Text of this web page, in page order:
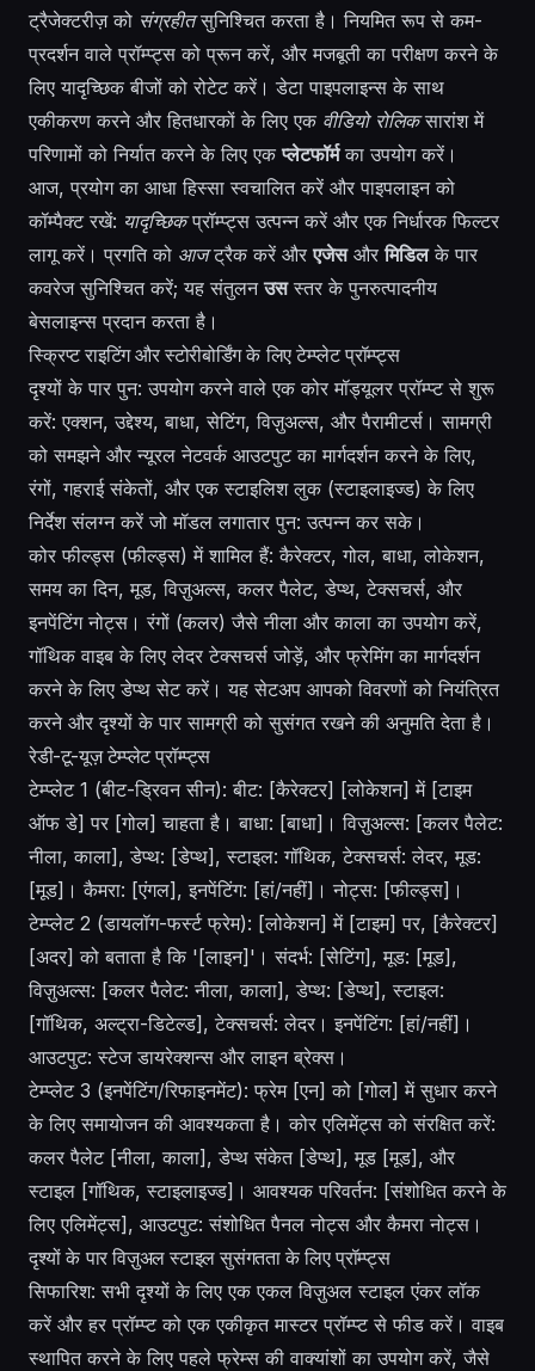
ट्रैजेक्टरीज़ को संग्रहीतसुनिश्चित करता है। नियमित रूप से कम-
प्रदर्शन वाले प्रॉम्प्ट्स को प्रून करें, और मजबूती का परीक्षण करने के
लिए यादृच्छिक बीजों को रोटेट करें। डेटा पाइपलाइन्स के साथ
एकीकरण करने और हितधारकों के लिए एक वीडियो रोलिकसारांश में
परिणामों को निर्यात करने के लिए एकप्लेटफॉर्मका उपयोग करें।
आज, प्रयोग का आधा हिस्सा स्वचालित करें और पाइपलाइन को
कॉम्पैक्ट रखें: यादृच्छिकप्रॉम्प्ट्स उत्पन्न करें और एक निर्धारक फिल्टर
लागू करें। प्रगति को आजट्रैक करें औरएजेसऔरमिडिलके पार
कवरेज सुनिश्चित करें; यह संतुलनउसस्तर के पुनरुत्पादनीय
बेसलाइन्स प्रदान करता है।
स्क्रिप्ट राइटिंग और स्टोरीबोर्डिंग के लिए टेम्प्लेट प्रॉम्प्ट्स
दृश्यों के पार पुन: उपयोग करने वाले एक कोर मॉड्यूलर प्रॉम्प्ट से शुरू
करें: एक्शन, उद्देश्य, बाधा, सेटिंग, विज़ुअल्स, और पैरामीटर्स। सामग्री
को समझने और न्यूरल नेटवर्क आउटपुट का मार्गदर्शन करने के लिए,
रंगों, गहराई संकेतों, और एक स्टाइलिश लुक (स्टाइलाइज्ड) के लिए
निर्देश संलग्न करें जो मॉडल लगातार पुन: उत्पन्न कर सके।
कोर फील्ड्स (फील्ड्स) में शामिल हैं: कैरेक्टर, गोल, बाधा, लोकेशन,
समय का दिन, मूड, विज़ुअल्स, कलर पैलेट, डेप्थ, टेक्सचर्स, और
इनपेंटिंग नोट्स। रंगों (कलर) जैसे नीला और काला का उपयोग करें,
गॉथिक वाइब के लिए लेदर टेक्सचर्स जोड़ें, और फ्रेमिंग का मार्गदर्शन
करने के लिए डेप्थ सेट करें। यह सेटअप आपको विवरणों को नियंत्रित
करने और दृश्यों के पार सामग्री को सुसंगत रखने की अनुमति देता है।
रेडी-टू-यूज़ टेम्प्लेट प्रॉम्प्ट्स
टेम्प्लेट 1 (बीट-ड्रिवन सीन): बीट: [कैरेक्टर] [लोकेशन] में [टाइम
ऑफ डे] पर [गोल] चाहता है। बाधा: [बाधा]। विज़ुअल्स: [कलर पैलेट:
नीला, काला], डेप्थ: [डेप्थ], स्टाइल: गॉथिक, टेक्सचर्स: लेदर, मूड:
[मूड]। कैमरा: [एंगल], इनपेंटिंग: [हां/नहीं]। नोट्स: [फील्ड्स]।
टेम्प्लेट 2 (डायलॉग-फर्स्ट फ्रेम): [लोकेशन] में [टाइम] पर, [कैरेक्टर]
[अदर] को बताता है कि '[लाइन]'। संदर्भ: [सेटिंग], मूड: [मूड],
विज़ुअल्स: [कलर पैलेट: नीला, काला], डेप्थ: [डेप्थ], स्टाइल:
[गॉथिक, अल्ट्रा-डिटेल्ड], टेक्सचर्स: लेदर। इनपेंटिंग: [हां/नहीं]।
आउटपुट: स्टेज डायरेक्शन्स और लाइन ब्रेक्स।
टेम्प्लेट 3 (इनपेंटिंग/रिफाइनमेंट): फ्रेम [एन] को [गोल] में सुधार करने
के लिए समायोजन की आवश्यकता है। कोर एलिमेंट्स को संरक्षित करें:
कलर पैलेट [नीला, काला], डेप्थ संकेत [डेप्थ], मूड [मूड], और
स्टाइल [गॉथिक, स्टाइलाइज्ड]। आवश्यक परिवर्तन: [संशोधित करने के
लिए एलिमेंट्स], आउटपुट: संशोधित पैनल नोट्स और कैमरा नोट्स।
दृश्यों के पार विज़ुअल स्टाइल सुसंगतता के लिए प्रॉम्प्ट्स
सिफारिश: सभी दृश्यों के लिए एक एकल विज़ुअल स्टाइल एंकर लॉक
करें और हर प्रॉम्प्ट को एक एकीकृत मास्टर प्रॉम्प्ट से फीड करें। वाइब
स्थापित करने के लिए पहले फ्रेम्स की वाक्यांशों का उपयोग करें, जैसे